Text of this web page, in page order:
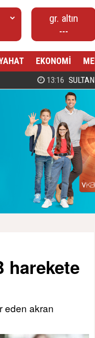
gr. altın
---
EKONOMİ
00:27 PROF. DR.
harekete
eden akran